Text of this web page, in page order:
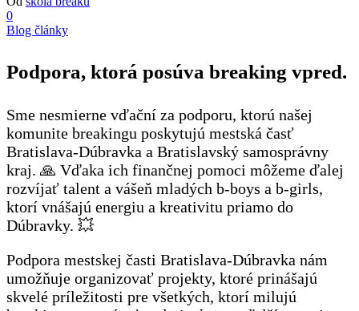
0
Blog články
Podpora, ktorá posúva breaking vpred.
Sme nesmierne vďační za podporu, ktorú našej
komunite breakingu poskytujú mestská časť
Bratislava-Dúbravka a Bratislavský samosprávny
kraj. 🙏 Vďaka ich finančnej pomoci môžeme ďalej
rozvíjať talent a vášeň mladých b-boys a b-girls,
ktorí vnášajú energiu a kreativitu priamo do
Dúbravky. 💥
Podpora mestskej časti Bratislava-Dúbravka nám
umožňuje organizovať projekty, ktoré prinášajú
skvelé príležitosti pre všetkých, ktorí milujú